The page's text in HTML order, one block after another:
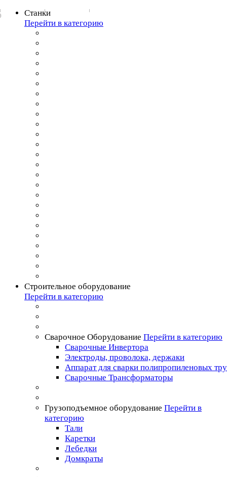
Станки
Перейти в категорию
Строительное оборудование
Перейти в категорию
Сварочное Оборудование Перейти в категорию
Сварочные Инвертора
Электроды, проволока, держаки
Аппарат для сварки полипропиленовых
Сварочные Трансформаторы
Грузоподъемное оборудование Перейти в
категорию
Тали
Каретки
Лебедки
Домкраты